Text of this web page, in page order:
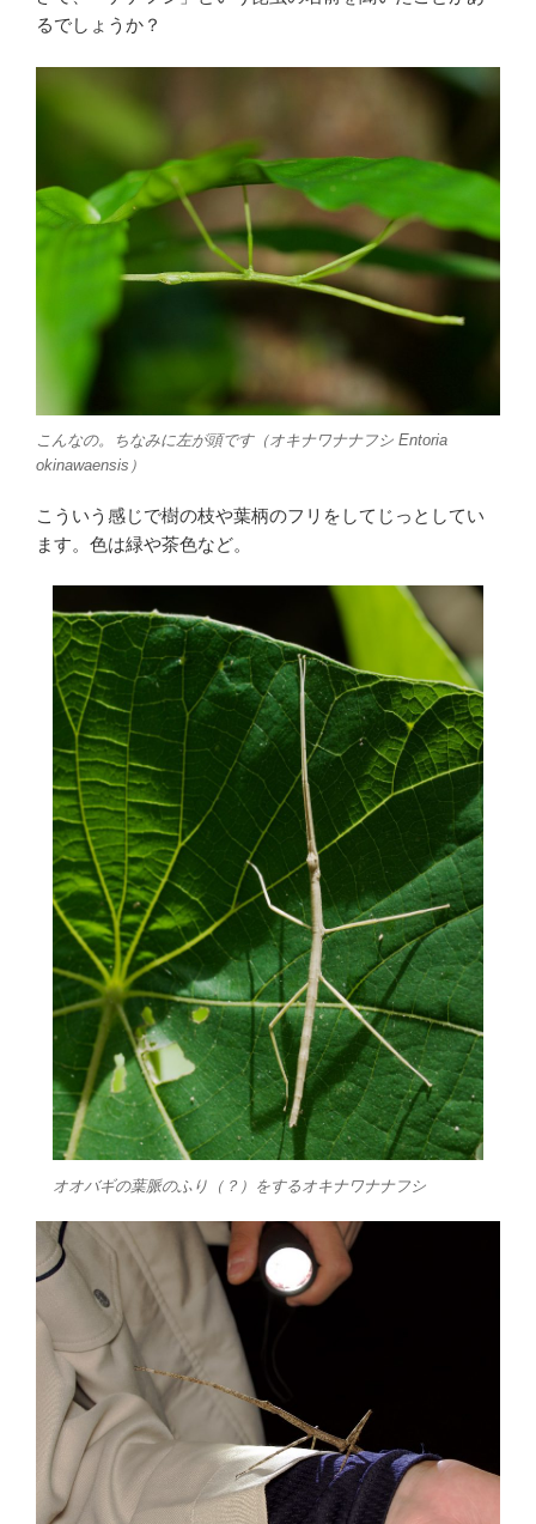
るでしょうか？
こんなの。ちなみに左が頭です（オキナワナナフシ Entoria
okinawaensis ）
こういう感じで樹の枝や葉柄のフリをしてじっとしてい
ます。色は緑や茶色など。
オオバギの葉脈のふり（？）をするオキナワナナフシ